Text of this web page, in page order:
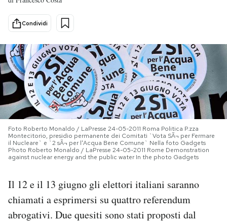
Internet
Scienza
Cultura
Economia
Sport
Altrecose
Mondiali calcio 2026
PODCAST
NEWSLETTER
Condividi
Foto Roberto Monaldo / LaPresse 24-05-2011 Roma Politica P.zza
Montecitorio, presidio permanente dei Comitati `Vota SÃ¬ per Fermare
il Nucleare` e `2 sÃ¬ per l'Acqua Bene Comune` Nella foto Gadgets
Photo Roberto Monaldo / LaPresse 24-05-2011 Rome Demonstration
against nuclear energy and the public water In the photo Gadgets
Il 12 e il 13 giugno gli elettori italiani saranno
chiamati a esprimersi su quattro referendum
abrogativi. Due quesiti sono stati proposti dal